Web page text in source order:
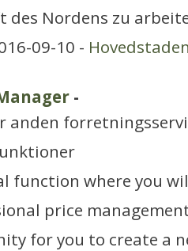
des Nordens zu
09-10 -
-
anden
function where you
price
for you to create a